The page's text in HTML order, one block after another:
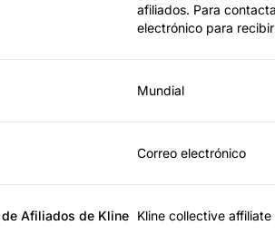
afiliados. Para
electrónico para
Mundial
Correo electrónico
Afiliados de Kline Kline collective